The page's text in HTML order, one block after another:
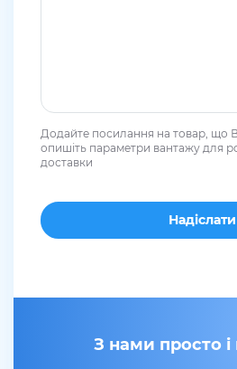
З нами просто і
Додайте посилання на товар, що
опишіть параметри вантажу для
доставки